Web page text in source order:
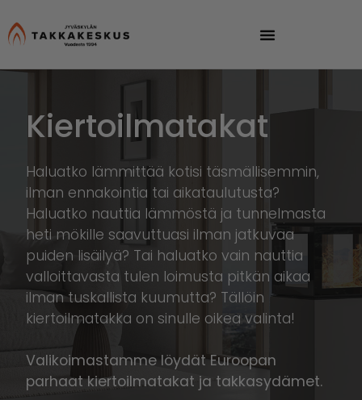
Kiertoilmatakat
Haluatko lämmittää kotisi täsmällisemmin,
ilman ennakointia tai aikataulutusta?
Haluatko nauttia lämmöstä ja tunnelmasta
heti mökille saavuttuasi ilman jatkuvaa
puiden lisäilyä? Tai haluatko vain nauttia
valloittavasta tulen loimusta pitkän aikaa
ilman tuskallista kuumutta? Tällöin
kiertoilmatakka on sinulle oikea valinta!
Valikoimastamme löydät Euroopan
parhaat kiertoilmatakat ja takkasydämet.